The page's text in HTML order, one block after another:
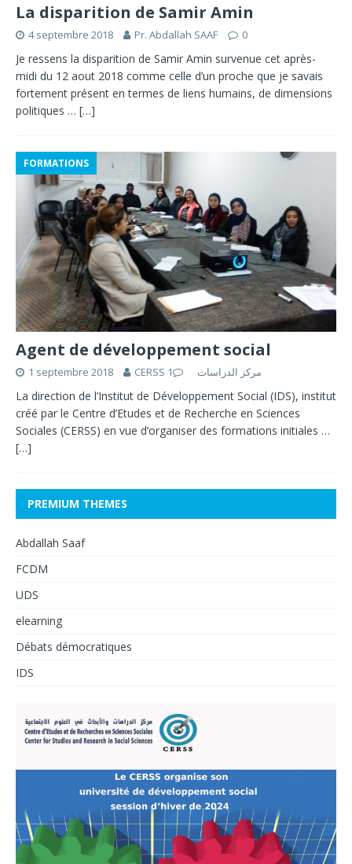
La disparition de Samir Amin
4 septembre 2018 Pr. Abdallah SAAF 0
Je ressens la disparition de Samir Amin survenue cet après-
midi du 12 aout 2018 comme celle d’un proche que je savais
fortement présent en termes de liens humains, de dimensions
politiques … […]
FORMATIONS
Agent de développement social
1 septembre 2018 CERSS مركز الدراسات 1
La direction de l’Institut de Développement Social (IDS), institut
créé par le Centre d’Etudes et de Recherche en Sciences
Sociales (CERSS) en vue d’organiser des formations initiales …
[…]
PREMIUM THEMES
Abdallah Saaf
FCDM
UDS
elearning
Débats démocratiques
IDS